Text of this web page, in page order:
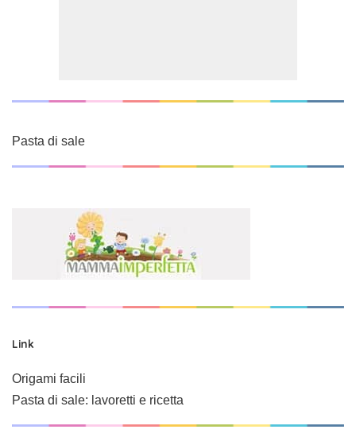
Pasta di sale
Link
Origami facili
Pasta di sale: lavoretti e ricetta